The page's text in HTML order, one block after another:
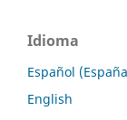
Idioma
Español
English